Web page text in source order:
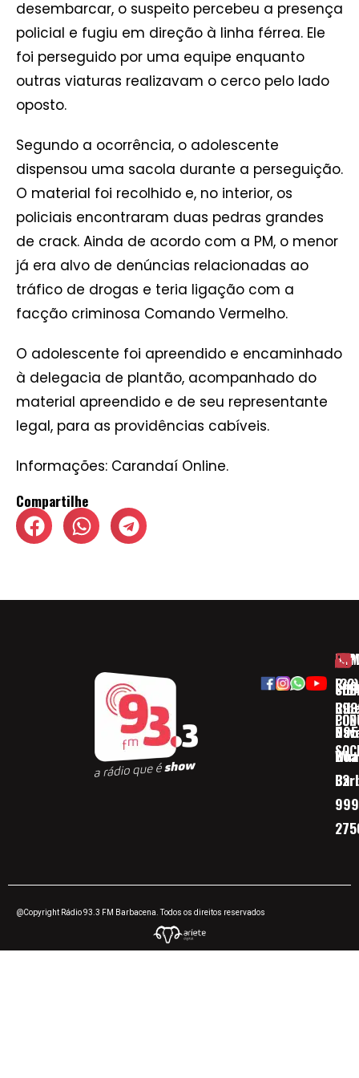
desembarcar, o suspeito percebeu a presença
policial e fugiu em direção à linha férrea. Ele
foi perseguido por uma equipe enquanto
outras viaturas realizavam o cerco pelo lado
oposto.
Segundo a ocorrência, o adolescente
dispensou uma sacola durante a perseguição.
O material foi recolhido e, no interior, os
policiais encontraram duas pedras grandes
de crack. Ainda de acordo com a PM, o menor
já era alvo de denúncias relacionadas ao
tráfico de drogas e teria ligação com a
facção criminosa Comando Vermelho.
O adolescente foi apreendido e encaminhado
à delegacia de plantão, acompanhado do
material apreendido e de seu representante
legal, para as providências cabíveis.
Informações: Carandaí Online.
Compartilhe
(32)
32
@Copyright Rádio 93.3 FM Barbacena. Todos os direitos reservados